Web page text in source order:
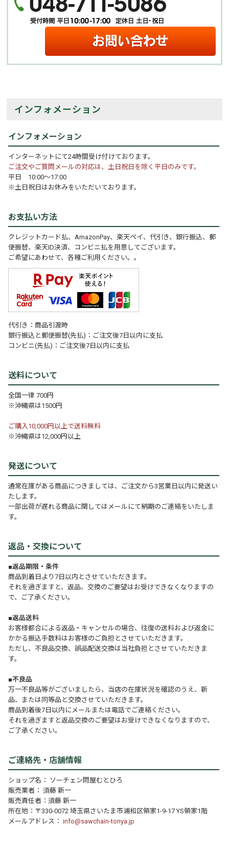
インフォメーション
インフォメーション
インターネットにて24時間受け付けております。
ご注文やご質問メールの対応は、土日祝日を除く平日のみです。
平日 10:00～17:00
※土日祝日はお休みをいただいております。
お支払い方法
クレジットカード払、AmazonPay、楽天ペイ、代引き、銀行振込、郵
便振替、楽天ID決済、コンビニ払を用意してございます。
ご希望にあわせて、各種ご利用ください。。
代引き：商品引渡時
銀行振込と郵便振替(先払)：ご注文後7日以内に支払
コンビニ(先払)：ご注文後7日以内に支払
送料について
全国一律 700円
※沖縄県は1500円
ご購入10,000円以上で送料無料
※沖縄県は12,000円以上
発送について
通常在庫がある商品につきましては、ご注文から3営業日以内に発送い
たします。
一部出荷が遅れる商品に関してはメールにて納期のご連絡をいたしま
す。
返品・交換について
■返品期限・条件
商品到着日より7日以内とさせていただきます。
それを過ぎますと、返品、交換のご要望はお受けできなくなりますの
で、ご了承ください。
■返品送料
お客様都合による返品・キャンセルの場合、往復の送料および返金に
かかる振込手数料はお客様のご負担とさせていただきます。
ただし、不良品交換、誤品配送交換は当社負担とさせていただきま
す。
■不良品
万一不良品等がございましたら、当店の在庫状況を確認のうえ、新
品、または同等品と交換させていただきます。
商品到着後7日以内にメールまたは電話でご連絡ください。
それを過ぎますと返品交換のご要望はお受けできなくなりますので、
ご了承ください。
ご連絡先・店舗情報
ショップ名： ソーチェン問屋むとひろ
販売業者： 須藤 新一
販売責任者：須藤 新一
所在地：〒330-0072 埼玉県さいたま市浦和区領家1-9-17 YS領家1階
メールアドレス：info@sawchain-tonya.jp